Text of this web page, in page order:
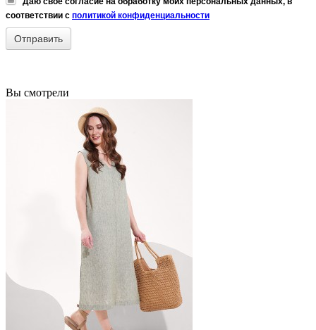
соответствии с политикой конфиденциальности
Вы смотрели